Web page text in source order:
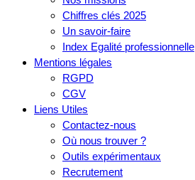
Chiffres clés 2025
Un savoir-faire
Index Egalité professionnelle
Mentions légales
RGPD
CGV
Liens Utiles
Contactez-nous
Où nous trouver ?
Outils expérimentaux
Recrutement